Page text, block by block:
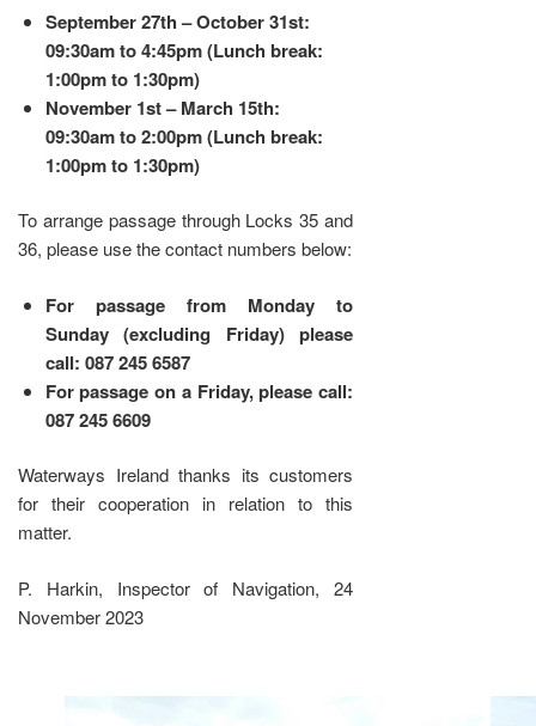
September 27th – October 31st:
09:30am to 4:45pm (Lunch break:
1:00pm to 1:30pm)
November 1st – March 15th:
09:30am to 2:00pm (Lunch break:
1:00pm to 1:30pm)
To arrange passage through Locks 35 and
36, please use the contact numbers below:
For passage from Monday to
Sunday (excluding Friday) please
call: 087 245 6587
For passage on a Friday, please call:
087 245 6609
Waterways Ireland thanks its customers
for their cooperation in relation to this
matter.
P. Harkin, Inspector of Navigation, 24
November 2023